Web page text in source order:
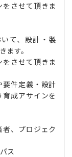
させて頂きま
て、設計・製
ます。
させて頂きま
件定義・設計
成アサインを
、プロジェク
ス